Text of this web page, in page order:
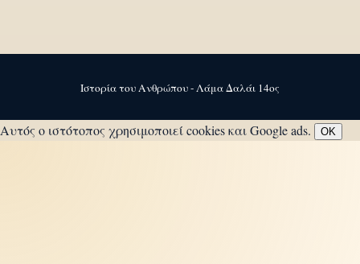
Ιστορία του Ανθρώπου - Λάμα Δαλάι 14ος
Αυτός ο ιστότοπος χρησιμοποιεί cookies και Google ads. OK